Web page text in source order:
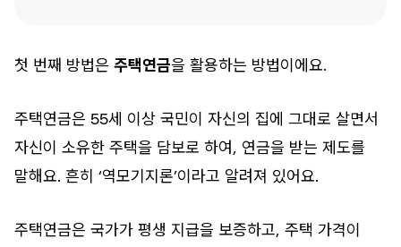
첫 번째 방법은 주택연금을 활용하는 방법이에요.
주택연금은 55세 이상 국민이 자신의 집에 그대로 살면서
자신이 소유한 주택을 담보로 하여, 연금을 받는 제도를
말해요. 흔히 ‘역모기지론’이라고 알려져 있어요.
주택연금은 국가가 평생 지급을 보증하고, 주택 가격이